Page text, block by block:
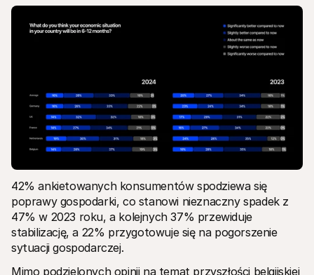
42% ankietowanych konsumentów spodziewa się
poprawy gospodarki, co stanowi nieznaczny spadek z
47% w 2023 roku, a kolejnych 37% przewiduje
stabilizację, a 22% przygotowuje się na pogorszenie
sytuacji gospodarczej.
Mimo podzielonych opinii na temat przyszłości belgijskiej